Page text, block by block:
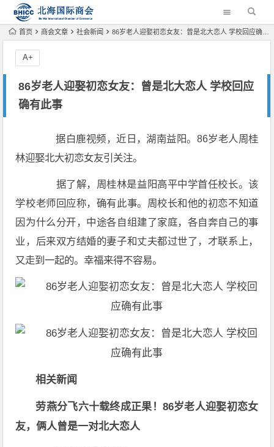
首页 商会文章 社会新闻 86岁老人迎娶初恋女友：曾是北大恋人 学校回应确有此事
86岁老人迎娶初恋女友：曾是北大恋人 学校回应
确有此事
A+
据白鹿视频，近日，湖南益阳。86岁老人周桂
林迎娶北大初恋女友引关注。
据了解，周桂林是益阳高平中学首任校长。该
学校老师回应称，确有此事。周校长和他的初恋不知道
因为什么分开，中途各自组建了家庭，各自奔自己的事
业，后来双方结婚的妻子和丈夫都过世了，才联系上，
又走到一起的。幸福来得不容易。
相关新闻
劳燕分飞六十载终成正果！86岁老人迎娶初恋女
友，俩人曾是一对北大恋人